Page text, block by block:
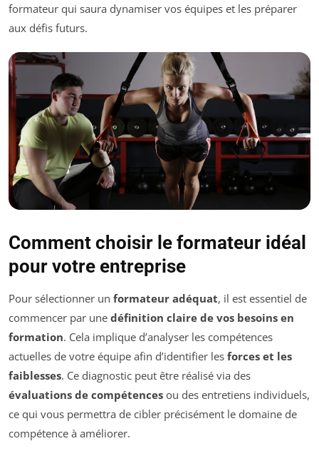
formateur qui saura dynamiser vos équipes et les préparer
aux défis futurs.
Comment choisir le formateur idéal
pour votre entreprise
Pour sélectionner un formateur adéquat, il est essentiel de
commencer par une définition claire de vos besoins en
formation. Cela implique d’analyser les compétences
actuelles de votre équipe afin d’identifier les forces et les
faiblesses. Ce diagnostic peut être réalisé via des
évaluations de compétences ou des entretiens individuels,
ce qui vous permettra de cibler précisément le domaine de
compétence à améliorer.